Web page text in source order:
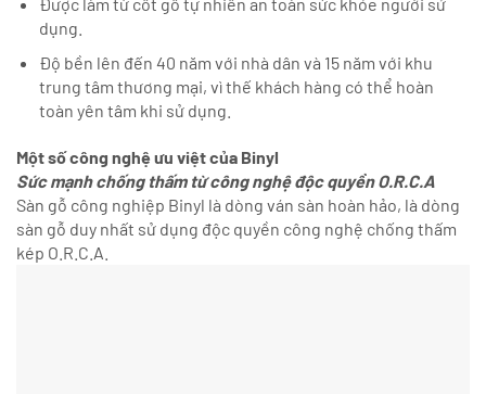
Được làm từ cốt gỗ tự nhiên an toàn sức khỏe người sử
dụng.
Độ bền lên đến 40 năm với nhà dân và 15 năm với khu
trung tâm thương mại, vì thế khách hàng có thể hoàn
toàn yên tâm khi sử dụng.
Một số công nghệ ưu việt của Binyl
Sức mạnh chống thấm từ công nghệ độc quyền O.R.C.A
Sàn gỗ công nghiệp Binyl là dòng ván sàn hoàn hảo, là dòng
sàn gỗ duy nhất sử dụng độc quyền công nghệ chống thấm
kép O.R.C.A.